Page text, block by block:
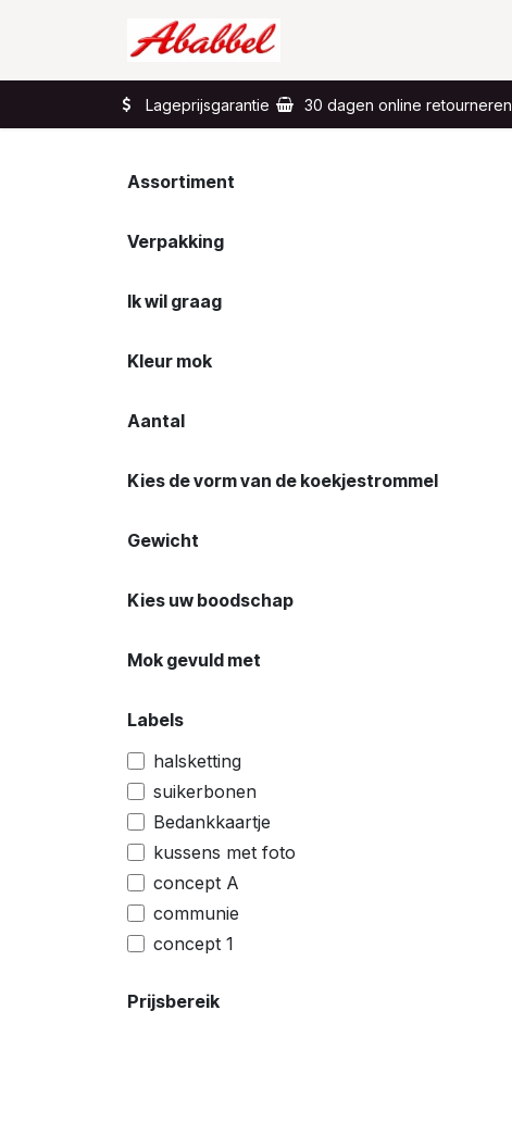
Lageprijsgarantie 30 dagen online retourneren
Assortiment
Verpakking
Ik wil graag
Kleur mok
Aantal
Kies de vorm van de koekjestrommel
Gewicht
Kies uw boodschap
Mok gevuld met
Labels
halsketting
suikerbonen
Bedankkaartje
kussens met foto
concept A
communie
concept 1
Prijsbereik